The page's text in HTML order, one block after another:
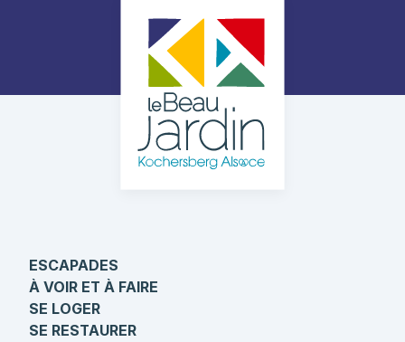
ESCAPADES
À VOIR ET À FAIRE
SE LOGER
SE RESTAURER